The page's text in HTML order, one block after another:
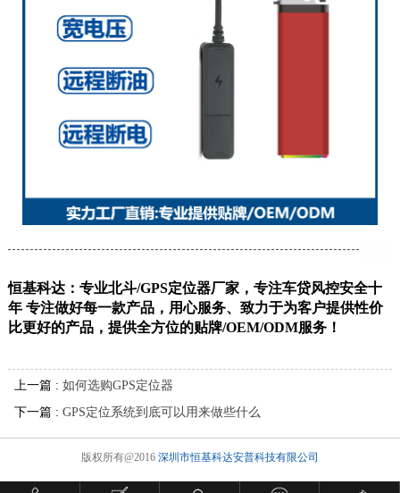
恒基科达：专业北斗/GPS定位器厂家，专注车贷风控安全十
年 专注做好每一款产品，用心服务、致力于为客户提供性价
比更好的产品，提供全方位的贴牌/OEM/ODM服务！
上一篇 : 如何选购GPS定位器
下一篇 : GPS定位系统到底可以用来做些什么
版权所有@2016 深圳市恒基科达安普科技有限公司